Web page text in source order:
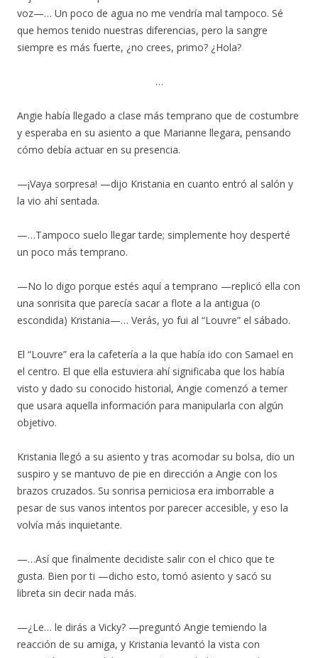
voz—… Un poco de agua no me vendría mal tampoco. Sé
que hemos tenido nuestras diferencias, pero la sangre
siempre es más fuerte, ¿no crees, primo? ¿Hola?
…
Angie había llegado a clase más temprano que de costumbre
y esperaba en su asiento a que Marianne llegara, pensando
cómo debía actuar en su presencia.
—¡Vaya sorpresa! —dijo Kristania en cuanto entró al salón y
la vio ahí sentada.
—…Tampoco suelo llegar tarde; simplemente hoy desperté
un poco más temprano.
—No lo digo porque estés aquí a temprano —replicó ella con
una sonrisita que parecía sacar a flote a la antigua (o
escondida) Kristania—… Verás, yo fui al “Louvre” el sábado.
El “Louvre” era la cafetería a la que había ido con Samael en
el centro. El que ella estuviera ahí significaba que los había
visto y dado su conocido historial, Angie comenzó a temer
que usara aquella información para manipularla con algún
objetivo.
Kristania llegó a su asiento y tras acomodar su bolsa, dio un
suspiro y se mantuvo de pie en dirección a Angie con los
brazos cruzados. Su sonrisa perniciosa era imborrable a
pesar de sus vanos intentos por parecer accesible, y eso la
volvía más inquietante.
—…Así que finalmente decidiste salir con el chico que te
gusta. Bien por ti —dicho esto, tomó asiento y sacó su
libreta sin decir nada más.
—¿Le… le dirás a Vicky? —preguntó Angie temiendo la
reacción de su amiga, y Kristania levantó la vista con